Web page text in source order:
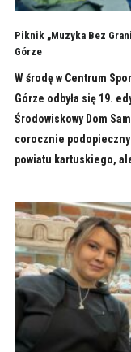
Piknik „Muzyka Bez
Górze
W środę w Centrum
Górze odbyła się 19.
Środowiskowy Dom
corocznie
powiatu kartuskiego,